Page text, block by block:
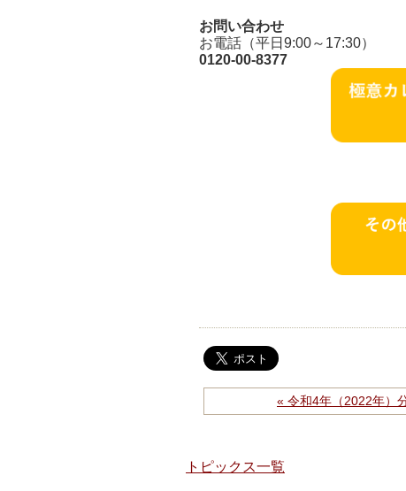
お問い合わせ
お電話（平日9:00～17:30）
0120-00-8377
« 令和4年（2022年）
トピックス一覧